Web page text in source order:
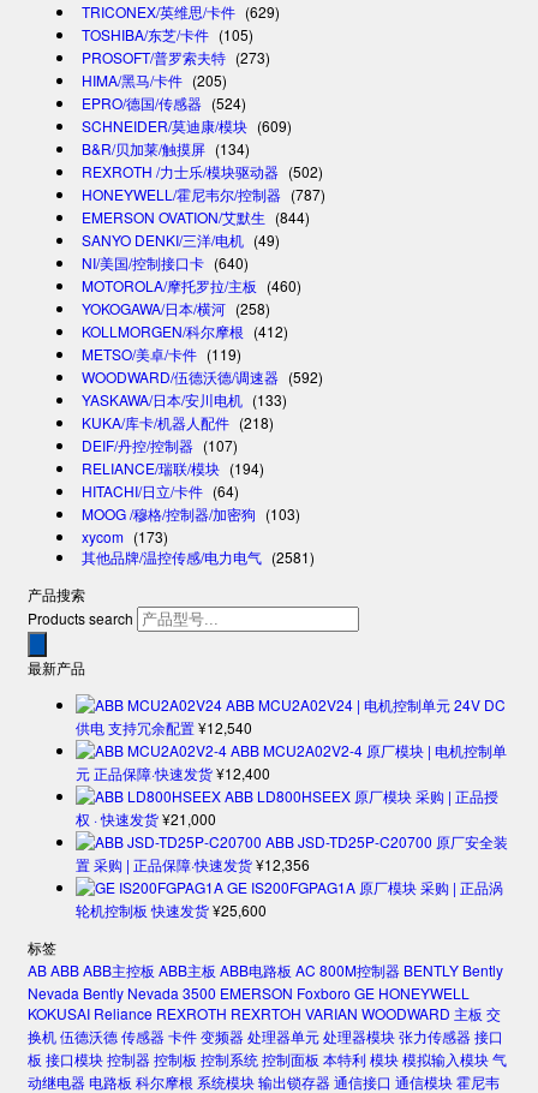
TRICONEX/英维思/卡件 (629)
TOSHIBA/东芝/卡件 (105)
PROSOFT/普罗索夫特 (273)
HIMA/黑马/卡件 (205)
EPRO/德国/传感器 (524)
SCHNEIDER/莫迪康/模块 (609)
B&R/贝加莱/触摸屏 (134)
REXROTH /力士乐/模块驱动器 (502)
HONEYWELL/霍尼韦尔/控制器 (787)
EMERSON OVATION/艾默生 (844)
SANYO DENKI/三洋/电机 (49)
NI/美国/控制接口卡 (640)
MOTOROLA/摩托罗拉/主板 (460)
YOKOGAWA/日本/横河 (258)
KOLLMORGEN/科尔摩根 (412)
METSO/美卓/卡件 (119)
WOODWARD/伍德沃德/调速器 (592)
YASKAWA/日本/安川电机 (133)
KUKA/库卡/机器人配件 (218)
DEIF/丹控/控制器 (107)
RELIANCE/瑞联/模块 (194)
HITACHI/日立/卡件 (64)
MOOG /穆格/控制器/加密狗 (103)
xycom (173)
其他品牌/温控传感/电力电气 (2581)
产品搜索
Products search
最新产品
ABB MCU2A02V24 | 电机控制单元 24V DC
供电 支持冗余配置¥12,540
ABB MCU2A02V2-4 原厂模块 | 电机控制单
元 正品保障·快速发货¥12,400
ABB LD800HSEEX 原厂模块 采购 | 正品授
权 · 快速发货¥21,000
ABB JSD-TD25P-C20700 原厂安全装
置 采购 | 正品保障·快速发货¥12,356
GE IS200FGPAG1A 原厂模块 采购 | 正品涡
轮机控制板 快速发货¥25,600
标签
ABABBABB主控板 ABB主板 ABB电路板 AC 800M控制器 BENTLY Bently
Nevada Bently Nevada 3500 EMERSON Foxboro GE HONEYWELL
KOKUSAI Reliance REXROTH REXRTOH VARIAN WOODWARD 主板 交
换机伍德沃德传感器卡件变频器处理器单元处理器模块张力传感器接口
板 接口模块控制器控制板 控制系统控制面板 本特利模块模拟输入模块气
动继电器电路板 科尔摩根 系统模块输出锁存器通信接口 通信模块霍尼韦